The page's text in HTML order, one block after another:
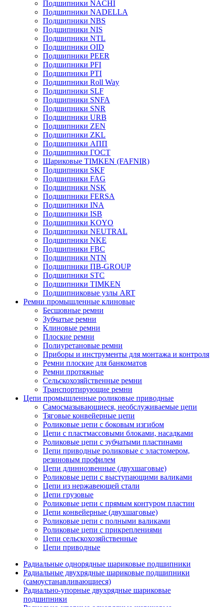
Подшипники NACHI
Подшипники NADELLA
Подшипники NBS
Подшипники NIS
Подшипники NTL
Подшипники OID
Подшипники PEER
Подшипники PFI
Подшипники PTI
Подшипники Roll Way
Подшипники SLF
Подшипники SNFA
Подшипники SNR
Подшипники URB
Подшипники ZEN
Подшипники ZKL
Подшипники АПП
Подшипники ГОСТ
Шариковые ТІMKEN (FAFNIR)
Подшипники SKF
Подшипники FAG
Подшипники NSK
Подшипники FERSA
Подшипники INA
Подшипники ISB
Подшипники KOYO
Подшипники NEUTRAL
Подшипники NKE
Подшипники FBC
Подшипники NTN
Подшипники ПВ-GROUP
Подшипники STC
Подшипники TIMKEN
Подшипниковые узлы ART
Ремни промышленные клиновые
Бесшовные ремни
Зубчатые ремни
Клиновые ремни
Плоские ремни
Полиуретановые ремни
Приборы и инструменты для монтажа и контроля
Ремни плоские для банкоматов
Ремни протяжные
Сельскохозяйственные ремни
Транспортирующие ремни
Цепи промышленные роликовые приводные
Самосмазывающиеся, необслуживаемые цепи
Тяговые конвейерные цепи
Роликовые цепи с боковым изгибом
Цепи с пластмассовыми блоками, насадками
Роликовые цепи с зубчатыми пластинами
Цепи приводные роликовые с эластомером,
резиновым профилем
Цепи длиннозвенные (двухшаговые)
Роликовые цепи с выступающими валиками
Цепи из нержавеющей стали
Цепи грузовые
Роликовые цепи с прямым контуром пластин
Цепи конвейерные (двухшаговые)
Роликовые цепи с полными валиками
Роликовые цепи с прикреплениями
Цепи сельскохозяйственные
Цепи приводные
Радиальные однорядные шариковые подшипники
Радиальные двухрядные шариковые подшипники
(самоустанавливающиеся)
Радиально-упорные двухрядные шариковые
подшипники